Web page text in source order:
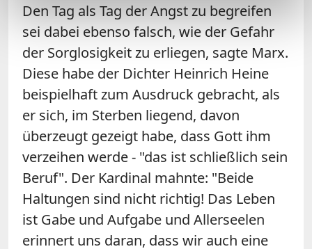
Den Tag als Tag der Angst zu begreifen
sei dabei ebenso falsch, wie der Gefahr
der Sorglosigkeit zu erliegen, sagte Marx.
Diese habe der Dichter Heinrich Heine
beispielhaft zum Ausdruck gebracht, als
er sich, im Sterben liegend, davon
überzeugt gezeigt habe, dass Gott ihm
verzeihen werde - "das ist schließlich sein
Beruf". Der Kardinal mahnte: "Beide
Haltungen sind nicht richtig! Das Leben
ist Gabe und Aufgabe und Allerseelen
erinnert uns daran, dass wir auch eine